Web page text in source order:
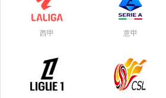
西甲 意甲